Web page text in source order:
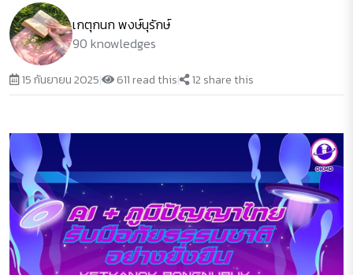
เกตุกนก พงษ์นุรักษ์
90 knowledges
15 กันยายน 2025| 611 read this| 12 share this